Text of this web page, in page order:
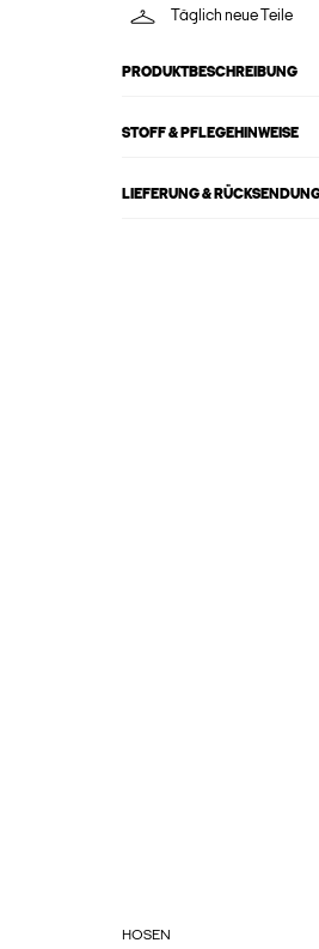
Täglich neue Teile
PRODUKTBESCHREIBUNG
STOFF & PFLEGEHINWEISE
LIEFERUNG &
HOSEN